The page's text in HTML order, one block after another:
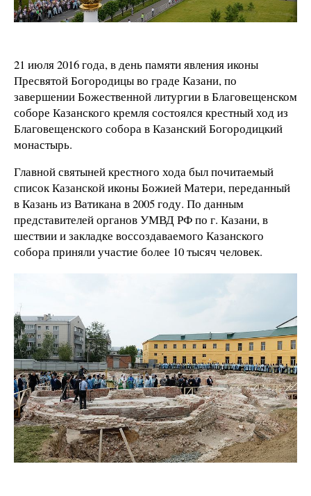
21 июля 2016 года, в день памяти явления иконы
Пресвятой Богородицы во граде Казани, по
завершении Божественной литургии в Благовещенском
соборе Казанского кремля состоялся крестный ход из
Благовещенского собора в Казанский Богородицкий
монастырь.
Главной святыней крестного хода был почитаемый
список Казанской иконы Божией Матери, переданный
в Казань из Ватикана в 2005 году. По данным
представителей органов УМВД РФ по г. Казани, в
шествии и закладке воссоздаваемого Казанского
собора приняли участие более 10 тысяч человек.